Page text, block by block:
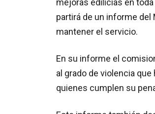
mejoras edilicias en
partirá de un informe del
mantener el servicio.
En su informe el
al grado de violencia
quienes cumplen su